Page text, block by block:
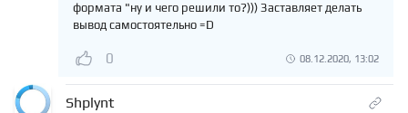
формата "ну и чего решили то?))) Заставляет делать
вывод самостоятельно =D
0 08.12.2020, 13:02
Shplynt